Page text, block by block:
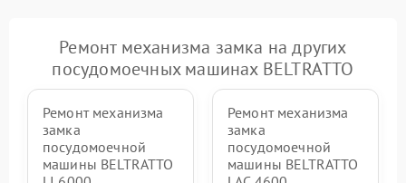
Ремонт механизма замка на других
посудомоечных машинах BELTRATTO
Ремонт механизма
замка
посудомоечной
машины BELTRATTO
Ремонт механизма
замка
посудомоечной
машины BELTRATTO